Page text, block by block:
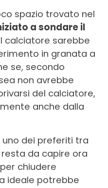
spazio trovato nel
a sondare il
calciatore sarebbe
in granata a
se, secondo
non avrebbe
del calciatore,
anche dalla
uno dei preferiti tra
da capire ora
chiudere
ideale potrebbe